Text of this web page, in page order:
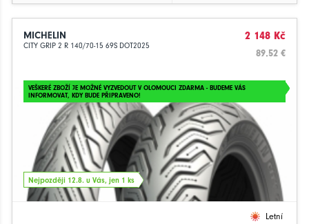
MICHELIN
CITY GRIP 2 R 140/70-15 69S DOT2025
2 148 Kč
89.52 €
VEŠKERÉ ZBOŽÍ JE MOŽNÉ VYZVEDOUT V OLOMOUCI ZDARMA - BUDEME VÁS
INFORMOVAT, KDY BUDE PŘIPRAVENO!
Nejpozději 12.8. u Vás, jen 1 ks
Letní